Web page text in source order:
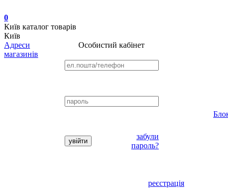
0
Київ каталог товарів
Київ
Адреси
магазинів
Особистий кабінет
забули
пароль?
реєстрація